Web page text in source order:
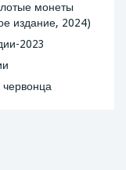
монеты
издание, 2024)
2023
червонца